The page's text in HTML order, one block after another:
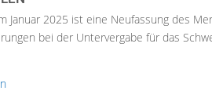
Januar 2025 ist eine Neufassung des
bei der Untervergabe für das